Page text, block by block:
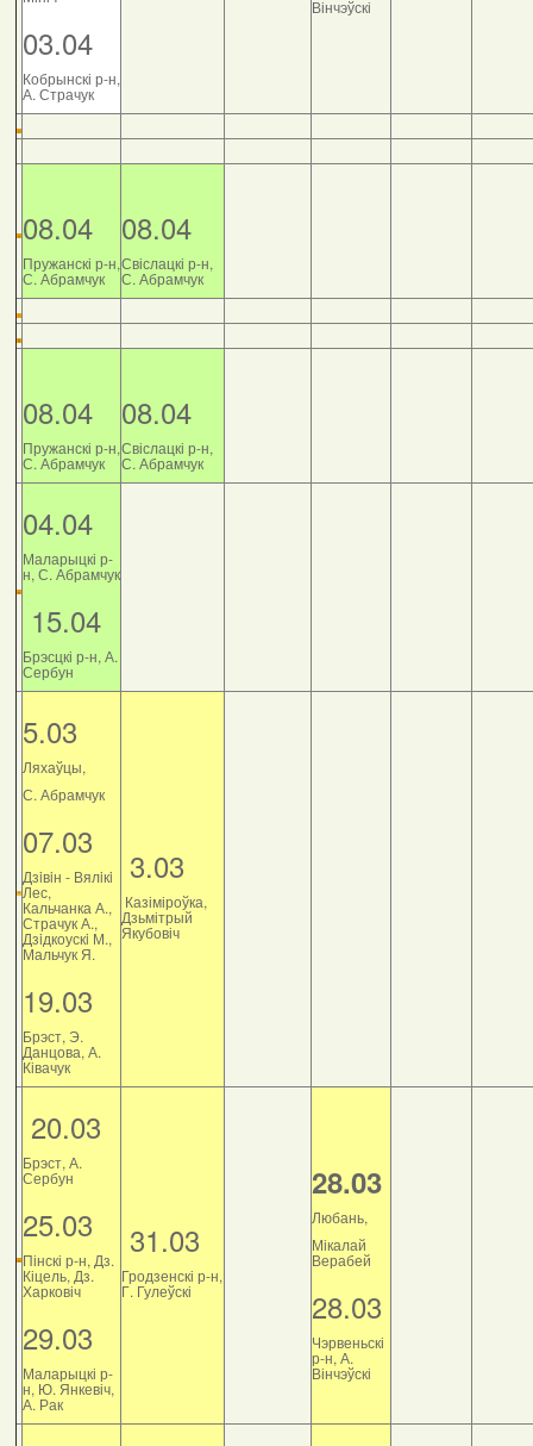
03.04
Кобрынскі р-н,
А. Страчук
Вінчэўскі
08.04
Пружанскі р-н,
С. Абрамчук
08.04
Свіслацкі р-н,
С. Абрамчук
08.04
Пружанскі р-н,
С. Абрамчук
08.04
Свіслацкі р-н,
С. Абрамчук
04.04
Маларыцкі р-
н, С. Абрамчук
15.04
Брэсцкі р-н, А.
Сербун
5.03
Ляхаўцы,
С. Абрамчук
07.03
Дзiвiн - Вялiкi
Лес,
Кальчанка А.,
Страчук А.,
Дзiдкоускi М.,
Мальчук Я.
19.03
Брэст, Э.
Данцова, А.
Ківачук
3.03
Казіміроўка,
Дзьмітрый
Якубовіч
20.03
Брэст, А.
Сербун
25.03
Пінскі р-н, Дз.
Кіцель, Дз.
Харковіч
29.03
Маларыцкі р-
н, Ю. Янкевіч,
А. Рак
31.03
Гродзенскі р-н,
Г. Гулеўскі
28.03
Любань,
Мікалай
Верабей
28.03
Чэрвеньскі
р-н, А.
Вінчэўскі